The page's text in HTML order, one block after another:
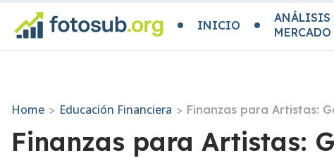
INICIO
ANÁLISIS
MERCADO
Home > Educación Financiera > Finanzas para Artistas:
Finanzas para Artistas: